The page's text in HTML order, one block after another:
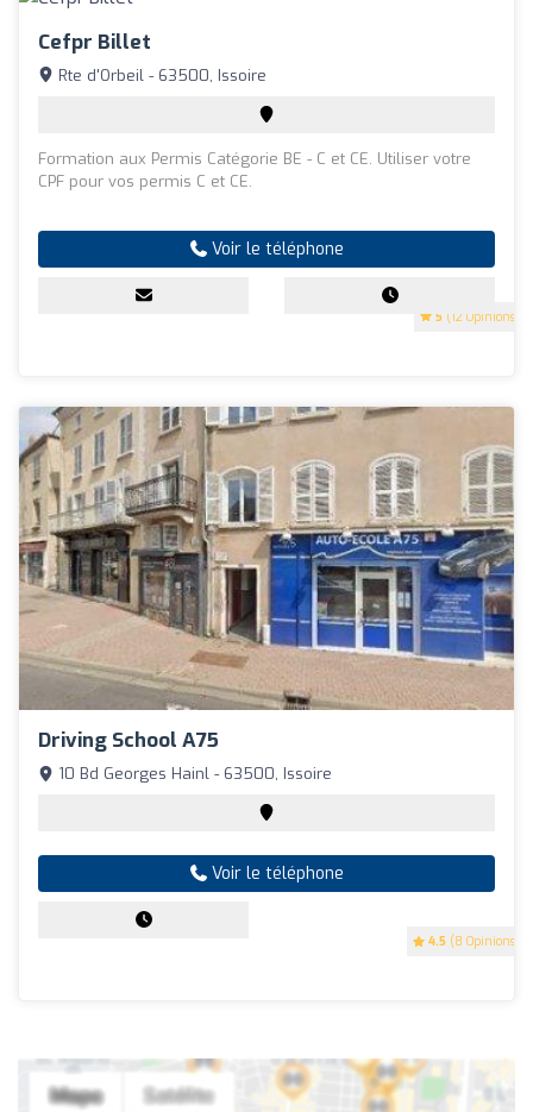
Cefpr Billet
5 (12 Opinions)
Rte d'Orbeil - 63500, Issoire
Formation aux Permis Catégorie BE - C et CE. Utiliser votre
CPF pour vos permis C et CE.
Voir le téléphone
Driving School A75
4.5 (8 Opinions)
10 Bd Georges Hainl - 63500, Issoire
Voir le téléphone